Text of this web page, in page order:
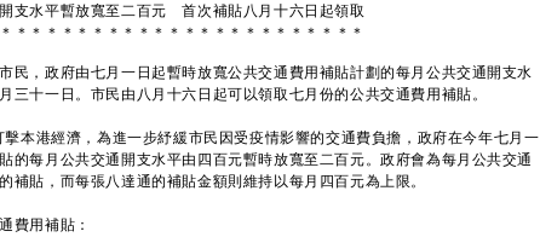
支水平暫放寬至二百元 首次補貼八月十六日起領取
＊ ＊ ＊ ＊ ＊ ＊ ＊ ＊ ＊ ＊ ＊ ＊ ＊ ＊ ＊ ＊ ＊ ＊ ＊ ＊ ＊ ＊ ＊ ＊
，政府由七月一日起暫時放寬公共交通費用補貼計劃的每月公共交通開支水
三十一日。市民由八月十六日起可以領取七月份的公共交通費用補貼。
港經濟，為進一步紓緩市民因受疫情影響的交通費負擔，政府在今年七月一
的每月公共交通開支水平由四百元暫時放寬至二百元。政府會為每月公共交通
補貼，而每張八達通的補貼金額則維持以每月四百元為上限。
用補貼：